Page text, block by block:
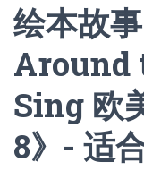
绘本故
Around
Sing 欧
8》- 适